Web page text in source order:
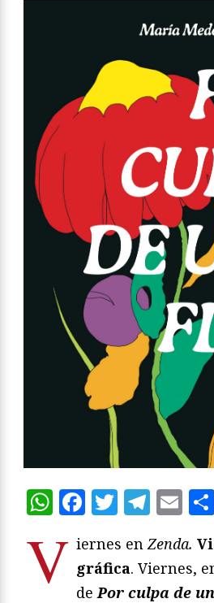
WhatsApp
Facebook
Twitter
V iernes en Zenda.
gráfica. Viernes,
de Por culpa de